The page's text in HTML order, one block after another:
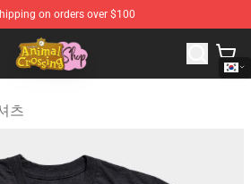
on orders over $100
- Official Animal Crossing
츠